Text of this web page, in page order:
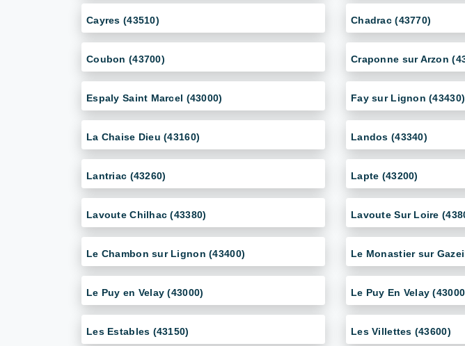
Cayres (43510) Chadrac (43770)
Coubon (43700) Craponne sur Arzon
Espaly Saint Marcel (43000) Fay sur Lignon (43430)
La Chaise Dieu (43160) Landos (43340)
Lantriac (43260) Lapte (43200)
Lavoute Chilhac (43380) Lavoute Sur Loire
Le Chambon sur Lignon (43400) Le Monastier sur
Le Puy en Velay (43000) Le Puy En Velay
Les Estables (43150) Les Villettes (43600)